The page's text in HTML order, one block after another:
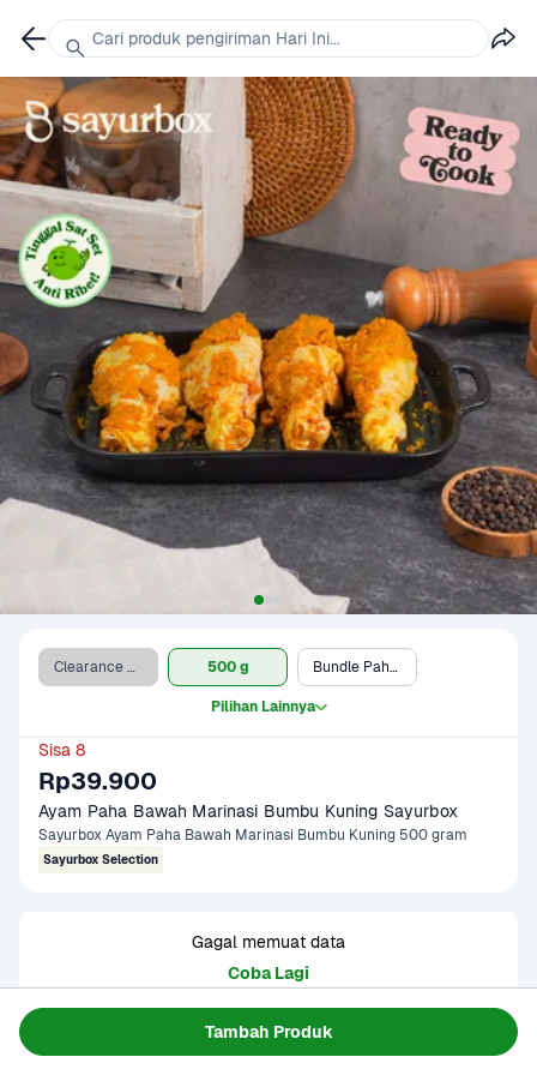
Tambah Produk
Clearance Sale (500 g) 500 g Bundle Paha & Cabai Bawang
Pilihan Lainnya
Sisa 8
Rp39.900
Ayam Paha Bawah Marinasi Bumbu Kuning Sayurbox
Sayurbox Ayam Paha Bawah Marinasi Bumbu Kuning 500 gram
Sayurbox Selection
Gagal memuat data
Coba Lagi
Informasi Produk
Cari produk pengiriman Hari Ini...